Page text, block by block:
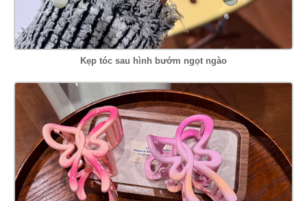
Kẹp tóc sau hình bướm ngọt ngào